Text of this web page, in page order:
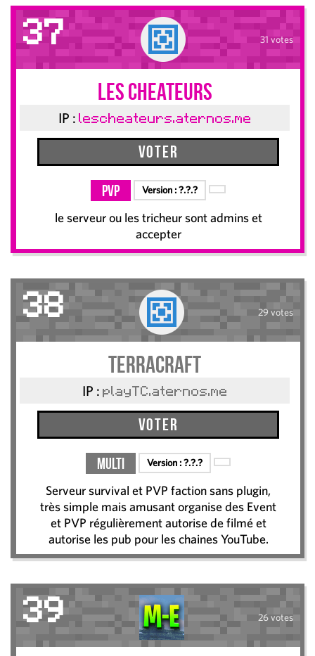
37 31 votes
les cheateurs
IP : lescheateurs.aternos.me
Voter
PvP Version :?.?.?
le serveur ou les tricheur sont admins et
accepter
38 29 votes
TerraCraft
IP : playTC.aternos.me
Voter
Multi Version :?.?.?
Serveur survival et PVP faction sans plugin,
très simple mais amusant organise des Event
et PVP régulièrement autorise de filmé et
autorise les pub pour les chaines YouTube.
39 26 votes